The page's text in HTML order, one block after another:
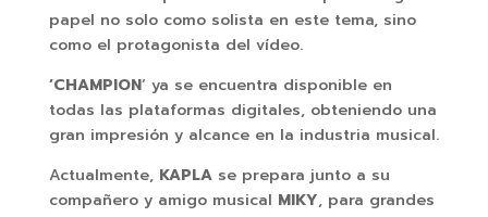
papel no solo como solista en este tema, sino
como el protagonista del vídeo.
‘CHAMPION‘ ya se encuentra disponible en
todas las plataformas digitales, obteniendo una
gran impresión y alcance en la industria musical.
Actualmente,KAPLAse prepara junto a su
compañero y amigo musical MIKY, para grandes